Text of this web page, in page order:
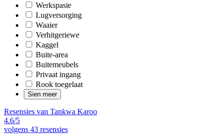
Werkspasie
Lugversorging
Waaier
Verhitgeriewe
Kaggel
Buite-area
Buitemeubels
Privaat ingang
Rook toegelaat
Sien meer
Resensies van Tankwa Karoo
4.6/5
volgens 43 resensies